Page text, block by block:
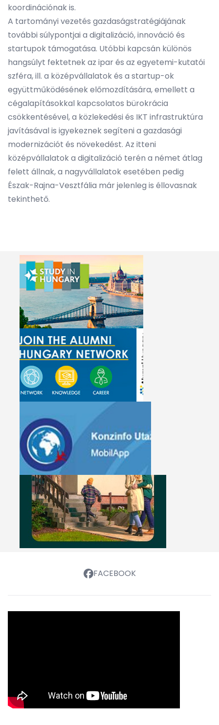
koordinációnak is.
A tartományi vezetés gazdaságstratégiájának
további súlypontjai a digitalizáció, innováció és
startupok támogatása. Utóbbi kapcsán különös
hangsúlyt fektetnek az ipar és az egyetemi-kutatói
szféra, ill. a középvállalatok és a startup-ok
együttműködésének előmozdítására, emellett a
cégalapításokkal kapcsolatos bürokrácia
csökkentésével, a közlekedési és IKT infrastruktúra
javításával is igyekeznek segíteni a gazdasági
modernizációt és növekedést. Az itteni
középvállalatok a digitalizáció terén a német átlag
felett állnak, a nagyvállalatok esetében pedig
Észak-Rajna-Vesztfália már jelenleg is éllovasnak
tekinthető.
FACEBOOK